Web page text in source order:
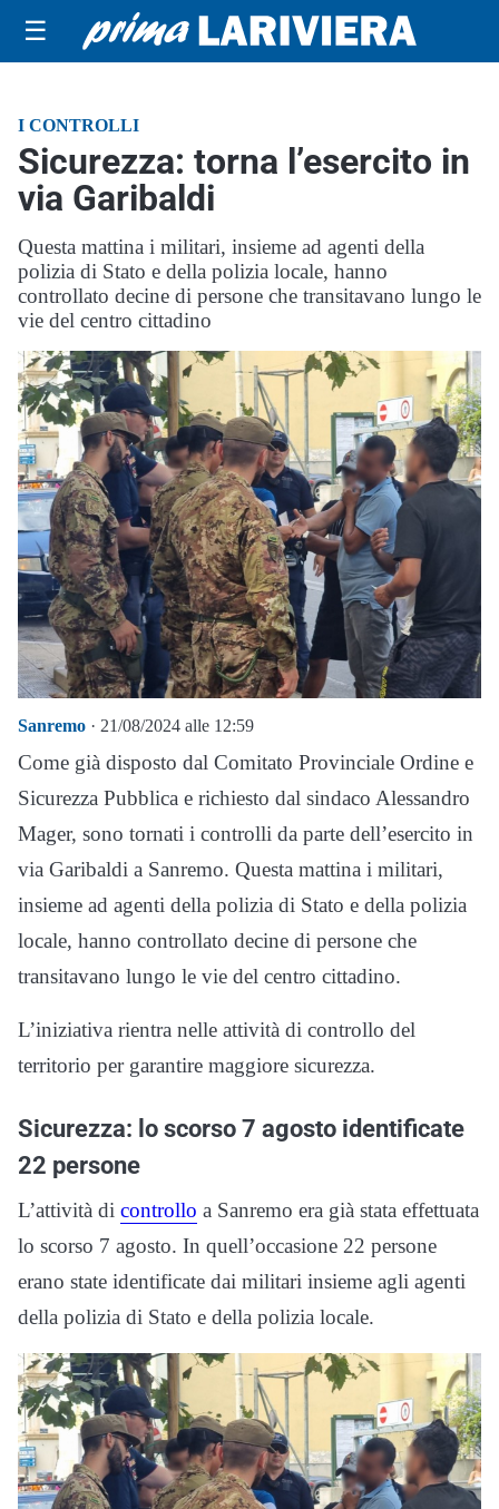
☰
I CONTROLLI
Sicurezza: torna l’esercito in
via Garibaldi
Questa mattina i militari, insieme ad agenti della
polizia di Stato e della polizia locale, hanno
controllato decine di persone che transitavano lungo le
vie del centro cittadino
Sanremo · 21/08/2024 alle 12:59
Come già disposto dal Comitato Provinciale Ordine e
Sicurezza Pubblica e richiesto dal sindaco Alessandro
Mager, sono tornati i controlli da parte dell’esercito in
via Garibaldi a Sanremo. Questa mattina i militari,
insieme ad agenti della polizia di Stato e della polizia
locale, hanno controllato decine di persone che
transitavano lungo le vie del centro cittadino.
L’iniziativa rientra nelle attività di controllo del
territorio per garantire maggiore sicurezza.
Sicurezza: lo scorso 7 agosto identificate
22 persone
L’attività di controllo a Sanremo era già stata effettuata
lo scorso 7 agosto. In quell’occasione 22 persone
erano state identificate dai militari insieme agli agenti
della polizia di Stato e della polizia locale.